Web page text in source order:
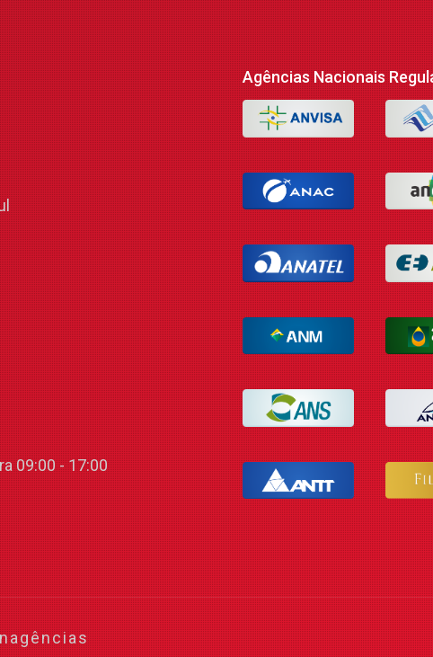
09:00 - 17:00
Agências Nacionais